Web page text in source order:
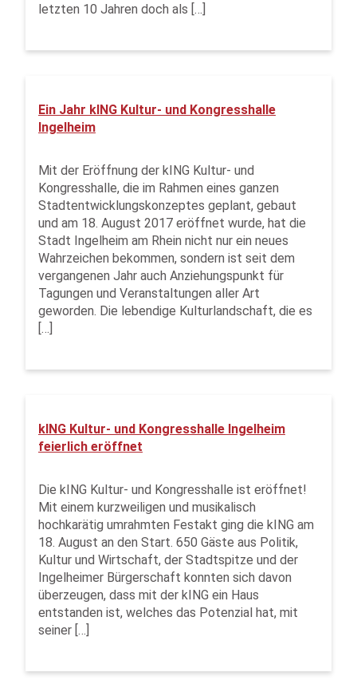
letzten 10 Jahren doch als […]
Ein Jahr kING Kultur- und Kongresshalle
Ingelheim
Mit der Eröffnung der kING Kultur- und
Kongresshalle, die im Rahmen eines ganzen
Stadtentwicklungskonzeptes geplant, gebaut
und am 18. August 2017 eröffnet wurde, hat die
Stadt Ingelheim am Rhein nicht nur ein neues
Wahrzeichen bekommen, sondern ist seit dem
vergangenen Jahr auch Anziehungspunkt für
Tagungen und Veranstaltungen aller Art
geworden. Die lebendige Kulturlandschaft, die es
[…]
kING Kultur- und Kongresshalle Ingelheim
feierlich eröffnet
Die kING Kultur- und Kongresshalle ist eröffnet!
Mit einem kurzweiligen und musikalisch
hochkarätig umrahmten Festakt ging die kING am
18. August an den Start. 650 Gäste aus Politik,
Kultur und Wirtschaft, der Stadtspitze und der
Ingelheimer Bürgerschaft konnten sich davon
überzeugen, dass mit der kING ein Haus
entstanden ist, welches das Potenzial hat, mit
seiner […]